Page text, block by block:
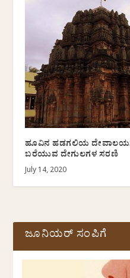
ಹೂವಿನ ಹಡಗಲಿಯ
ಬರೆಯುವ ದೇಗುಲಗಳ ಸರಣಿ
July 14, 2020
ಜೂನಿಯರ್ ಸಂಪಿಗೆ